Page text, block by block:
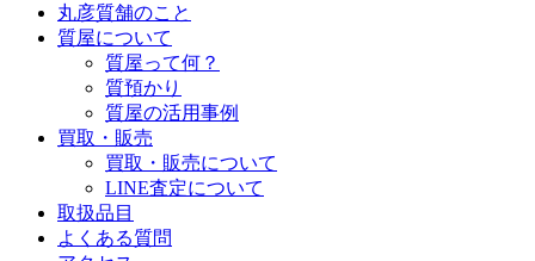
丸彦質舗のこと
質屋について
質屋って何？
質預かり
質屋の活用事例
買取・販売
買取・販売について
LINE査定について
取扱品目
よくある質問